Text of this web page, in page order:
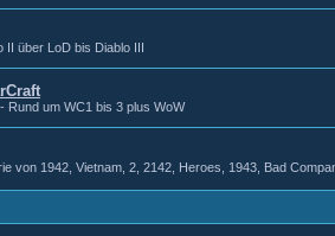
II über LoD bis Diablo III
Rund um WC1 bis 3 plus WoW
von 1942, Vietnam, 2, 2142, Heroes, 1943, Bad